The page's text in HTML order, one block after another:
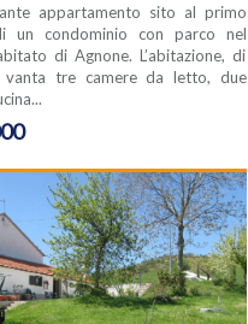
appartamento sito al primo
un condominio con parco nel
di Agnone. L’abitazione, di
vanta tre camere da letto, due